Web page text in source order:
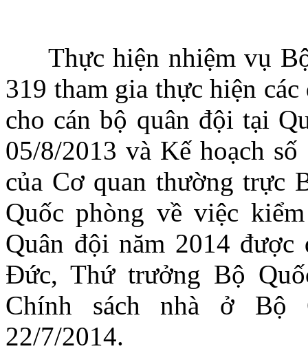
Thực hiện nhiệm vụ Bộ
319 tham gia thực hiện
cho cán bộ quân đội tại
05/8/2013 và Kế hoạch
của Cơ quan thường trực
Quốc phòng về việc
Quân đội năm 2014
Đức, Thứ trưởng Bộ
Chính sách nhà ở Bộ
22/7/2014.